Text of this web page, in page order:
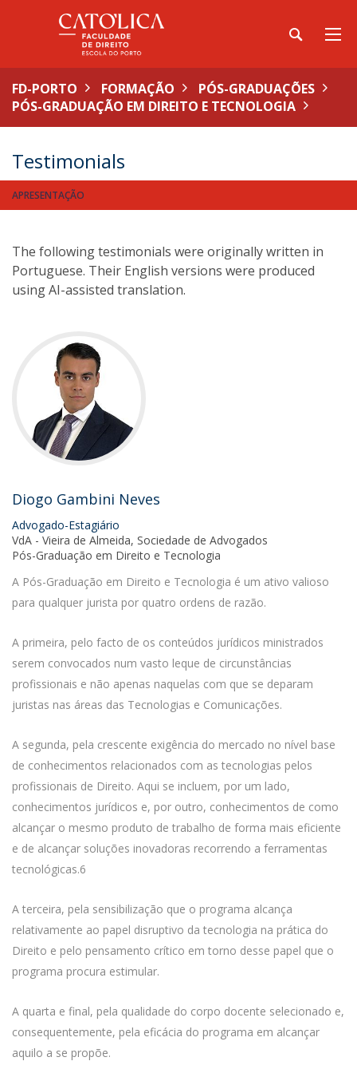
FD-PORTO FORMAÇÃO
PÓS-GRADUAÇÕES
PÓS-GRADUAÇÃO EM DIREITO E TECNOLOGIA
Testimonials
APRESENTAÇÃO
The following testimonials were originally written in
Portuguese. Their English versions were produced
using AI-assisted translation.
Diogo Gambini Neves
Advogado-Estagiário
VdA - Vieira de Almeida, Sociedade de Advogados
Pós-Graduação em Direito e Tecnologia
A Pós-Graduação em Direito e Tecnologia é um ativo valioso
para qualquer jurista por quatro ordens de razão.
A primeira, pelo facto de os conteúdos jurídicos ministrados
serem convocados num vasto leque de circunstâncias
profissionais e não apenas naquelas com que se deparam
juristas nas áreas das Tecnologias e Comunicações.
A segunda, pela crescente exigência do mercado no nível base
de conhecimentos relacionados com as tecnologias pelos
profissionais de Direito. Aqui se incluem, por um lado,
conhecimentos jurídicos e, por outro, conhecimentos de como
alcançar o mesmo produto de trabalho de forma mais eficiente
e de alcançar soluções inovadoras recorrendo a ferramentas
tecnológicas.6
A terceira, pela sensibilização que o programa alcança
relativamente ao papel disruptivo da tecnologia na prática do
Direito e pelo pensamento crítico em torno desse papel que o
programa procura estimular.
A quarta e final, pela qualidade do corpo docente selecionado e,
consequentemente, pela eficácia do programa em alcançar
aquilo a se propõe.